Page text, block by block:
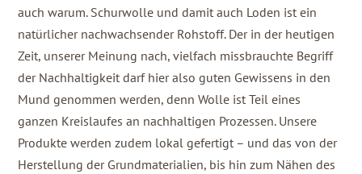
auch warum. Schurwolle und damit auch Loden ist ein
natürlicher nachwachsender Rohstoff. Der in der heutigen
Zeit, unserer Meinung nach, vielfach missbrauchte Begriff
der Nachhaltigkeit darf hier also guten Gewissens in den
Mund genommen werden, denn Wolle ist Teil eines
ganzen Kreislaufes an nachhaltigen Prozessen. Unsere
Produkte werden zudem lokal gefertigt – und das von der
Herstellung der Grundmaterialien, bis hin zum Nähen des